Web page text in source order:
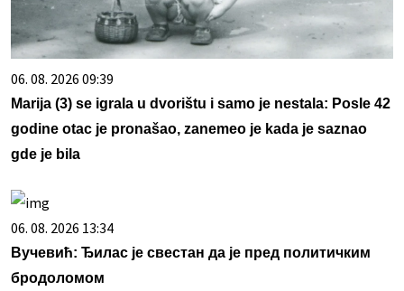
06. 08. 2026 09:39
Marija (3) se igrala u dvorištu i samo je nestala: Posle 42
godine otac je pronašao, zanemeo je kada je saznao
gde je bila
06. 08. 2026 13:34
Вучевић: Ђилас је свестан да је пред политичким
бродоломом